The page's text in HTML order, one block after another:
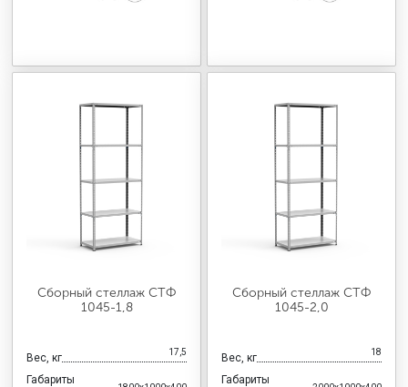
Сборный стеллаж СТФ
1045-1,8
Вес, кг 17,5
Габариты
Сборный стеллаж СТФ
1045-2,0
Вес, кг 18
Габариты